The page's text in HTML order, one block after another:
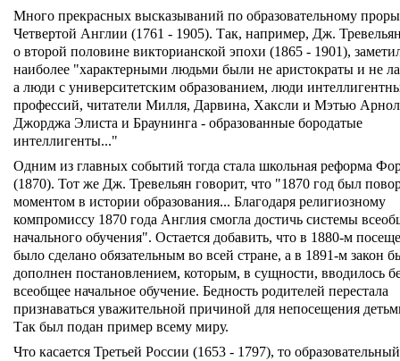
Много прекрасных высказываний по образовательному
Четвертой Англии (1761 - 1905). Так, например, Дж.
о второй половине викторианской эпохи (1865 - 1901),
наиболее "характерными людьми были не аристократы и не
а люди с университетским образованием, люди
профессий, читатели Милля, Дарвина, Хаксли и Мэтью
Джорджа Элиста и Браунинга - образованные бородатые
интеллигенты..."
Одним из главных событий тогда стала школьная реформа
(1870). Тот же Дж. Тревельян говорит, что "1870 год был
моментом в истории образования... Благодаря религиозному
компромиссу 1870 года Англия смогла достичь системы
начального обучения". Остается добавить, что в 1880-м
было сделано обязательным во всей стране, а в 1891-м закон
дополнен постановлением, которым, в сущности, вводилось
всеобщее начальное обучение. Бедность родителей перестала
признаваться уважительной причиной для непосещения
Так был подан пример всему миру.
Что касается Третьей России (1653 - 1797), то